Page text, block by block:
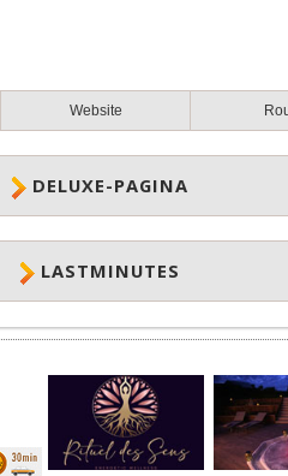
Website
DELUXE-PAGINA
LASTMINUTES